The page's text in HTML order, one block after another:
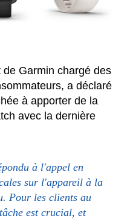
Garmin chargé des
a déclaré
à apporter de la
avec la dernière
à l'appel en
sur l'appareil à la
Pour les clients au
est crucial, et